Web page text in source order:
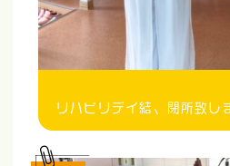
リハビリデイ結、閉所致し